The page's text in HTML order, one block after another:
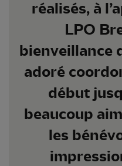
réalisés, à
LPO
bienveillance
adoré
début
beaucoup
les